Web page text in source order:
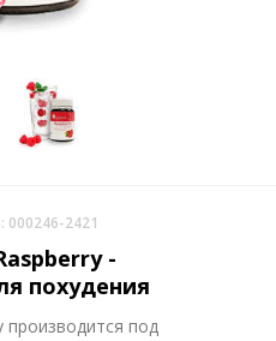
000246-2421
-
похудения
производится под